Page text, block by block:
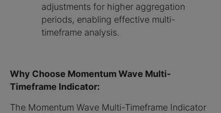
adjustments for higher aggregation
periods, enabling effective multi-
timeframe analysis.
Why Choose Momentum Wave Multi-
Timeframe Indicator:
The Momentum Wave Multi-Timeframe Indicator